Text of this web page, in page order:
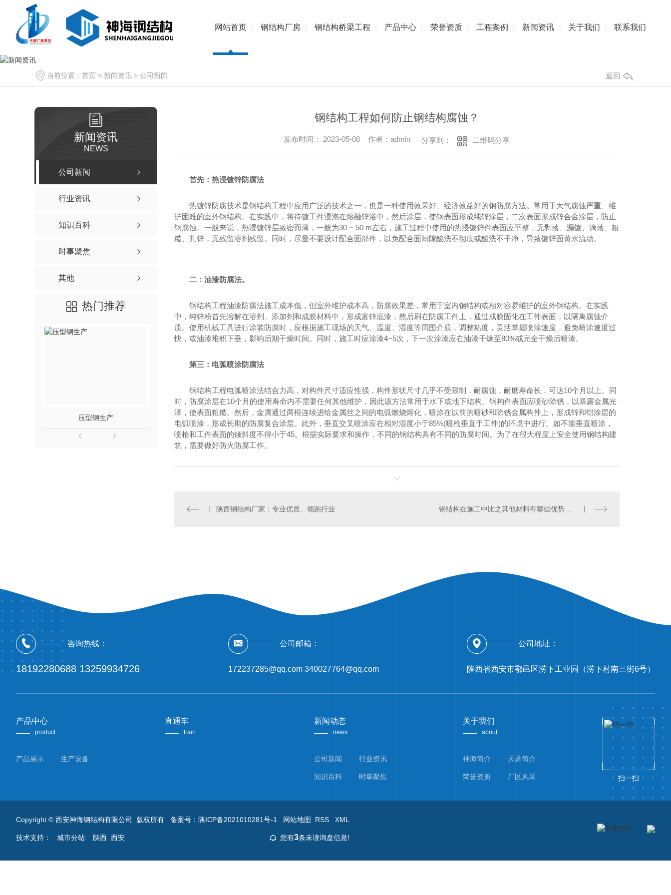
网站首页 钢结构厂房 钢结构桥梁工程 产品中心 荣誉资质 工程案例 新闻资讯 关于我们 联系我们
当前位置： 首页 > 新闻资讯 > 公司新闻 返回
新闻资讯
NEWS
公司新闻
行业资讯
知识百科
时事聚焦
其他
热门推荐
压型钢生产 陕西网架钢结构定制 网架钢结构厂家 陕西网架钢结构施工
钢结构工程如何防止钢结构腐蚀？
发布时间： 2023-05-08 作者：admin 分享到： 二维码分享
首先：热浸镀锌防腐法
热镀锌防腐技术是钢结构工程中应用广泛的技术之一，也是一种使用效果好、经济效益好的钢防腐方法。常用于大气腐蚀严重、维
护困难的室外钢结构。在实践中，将待镀工件浸泡在熔融锌浴中，然后涂层，使钢表面形成纯锌涂层，二次表面形成锌合金涂层，防止
钢腐蚀。一般来说，热浸镀锌层致密而薄，一般为30 ~ 50 m左右，施工过程中使用的热浸镀锌件表面应平整，无剥落、漏镀、滴落、粗
糙、扎锌，无残留溶剂残留。同时，尽量不要设计配合面部件，以免配合面间隙酸洗不彻底或酸洗不干净，导致镀锌面黄水流动。
二：油漆防腐法。
钢结构工程油漆防腐法施工成本低，但室外维护成本高，防腐效果差，常用于室内钢结构或相对容易维护的室外钢结构。在实践
中，纯锌粉首先溶解在溶剂、添加剂和成膜材料中，形成富锌底漆，然后刷在防腐工件上，通过成膜固化在工件表面，以隔离腐蚀介
质。使用机械工具进行涂装防腐时，应根据施工现场的天气、温度、湿度等周围介质，调整粘度，灵活掌握喷涂速度，避免喷涂速度过
快，或油漆堆积下垂，影响后期干燥时间。同时，施工时应涂漆4~5次，下一次涂漆应在油漆干燥至80%或完全干燥后喷漆。
第三：电弧喷涂防腐法
钢结构工程电弧喷涂法结合力高，对构件尺寸适应性强，构件形状尺寸几乎不受限制，耐腐蚀，耐磨寿命长，可达10个月以上。同
时，防腐涂层在10个月的使用寿命内不需要任何其他维护，因此该方法常用于水下或地下结构。钢构件表面应喷砂除锈，以暴露金属光
泽，使表面粗糙。然后，金属通过两根连续进给金属丝之间的电弧燃烧熔化，喷涂在以前的喷砂和除锈金属构件上，形成锌和铝涂层的
电弧喷涂，形成长期的防腐复合涂层。此外，垂直交叉喷涂应在相对湿度小于85%(喷枪垂直于工件)的环境中进行。如不能垂直喷涂，
喷枪和工件表面的倾斜度不得小于45。根据实际要求和操作，不同的钢结构具有不同的防腐时间。为了在很大程度上安全使用钢结构建
筑，需要做好防火防腐工作。
陕西钢结构厂家：专业优质、领跑行业 钢结构在施工中比之其他材料有哪些优势呢？
咨询热线：
18192280688 13259934726
公司邮箱：
172237285@qq.com 340027764@qq.com
公司地址：
陕西省西安市鄠邑区涝下工业园（涝下村南三街6号）
产品中心
product
产品展示 生产设备
直通车
train
新闻动态
news
公司新闻 行业资讯
知识百科 时事聚焦
关于我们
about
神海简介 天鼎简介
荣誉资质 厂区风采 扫一扫
Copyright © 西安神海钢结构有限公司 版权所有 备案号： 陕ICP备2021010281号-1 网站地图 RSS XML
技术支持： 城市分站: 陕西 西安 您有3条未读询盘信息!